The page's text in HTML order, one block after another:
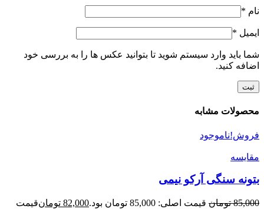
نام *
ایمیل *
شما باید وارد سیستم شوید تا بتوانید عکس ها را به بررسی خود
اضافه کنید.
محصولات مشابه
فروش!ناموجود
مقایسه
بتونه سنگی آرکو نیمی
85,000 تومان قیمت اصلی: 85,000 تومان بود. 82,000 تومانقیمت